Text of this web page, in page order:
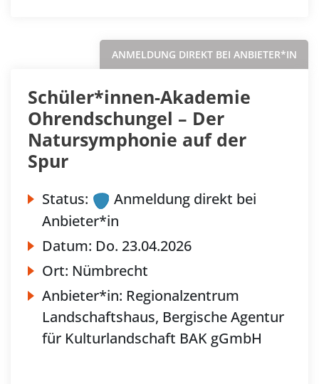
ANMELDUNG DIREKT BEI ANBIETER*IN
Schüler*innen-Akademie
Ohrendschungel – Der
Natursymphonie auf der
Spur
Status:
Anmeldung direkt bei
Anbieter*in
Datum: Do. 23.04.2026
Ort: Nümbrecht
Anbieter*in: Regionalzentrum
Landschaftshaus, Bergische Agentur
für Kulturlandschaft BAK gGmbH